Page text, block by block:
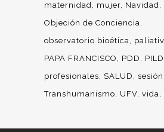
maternidad
mujer Navidad
Objeción de Conciencia
observatorio bioética
PAPA FRANCISCO
PDD
profesionales
SALUD
Transhumanismo
UFV vida